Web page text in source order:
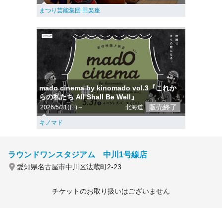
まつり芸能集団 田楽座
mado cinema by kinomado vol.3『これか
らの私たち All Shall Be Well』
2026/5/31(日)～ 北海道 販売終了
キノマド
ラウンドワンスタジアム 中川1号線店
愛知県名古屋市中川区法蔵町2-23
チケットのお取り扱いはございません